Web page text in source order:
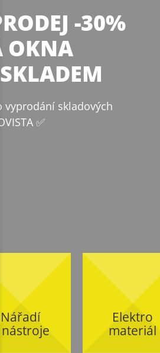
-30%
OKNA
vyprodání skladových
✅
Nářadí
a nástroje
Elektro
materiál